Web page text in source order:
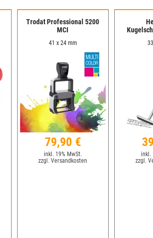
Trodat Professional 5200
MCI
41 x 24 mm
79,90 €
inkl. 19% MwSt.
zzgl. Versandkosten
inkl.
zzgl.